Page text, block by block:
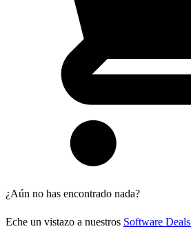
¿Aún no has encontrado nada?
Eche un vistazo a nuestros Software Deals